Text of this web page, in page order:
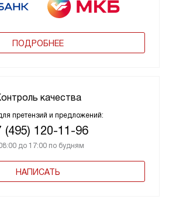
ПОДРОБНЕЕ
качества
претензий и предложений:
(495) 120-11-96
до 17:00 по будням
НАПИСАТЬ